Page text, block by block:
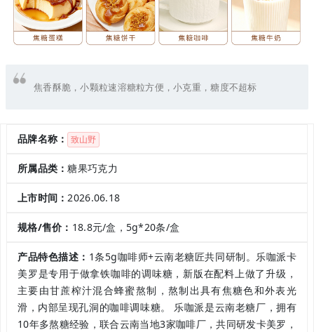
焦香酥脆，小颗粒速溶糖粒方便，小克重，糖度不超标
品牌名称： 致山野
所属品类：糖果巧克力
上市时间：2026.06.18
规格/售价： 18.8元/盒，5g*20条/盒
产品特色描述： 1条5g咖啡师+云南老糖匠共同研制。乐咖派卡
美罗是专用于做拿铁咖啡的调味糖，新版在配料上做了升级，
主要由甘蔗榨汁混合蜂蜜熬制，熬制出具有焦糖色和外表光
滑，内部呈现孔洞的咖啡调味糖。 乐咖派是云南老糖厂，拥有
10年多熬糖经验，联合云南当地3家咖啡厂，共同研发卡美罗，